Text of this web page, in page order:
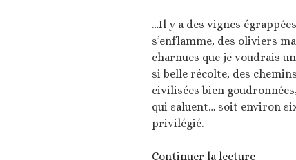
…Il y a des vignes
s’enflamme, des oliviers
charnues que je voudrais
si belle récolte, des
civilisées bien
qui saluent… soit environ
privilégié.
Continuer la lecturede